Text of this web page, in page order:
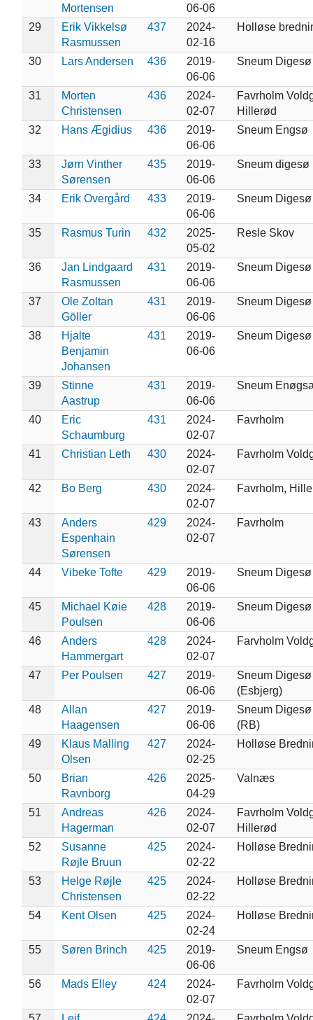
Mortensen
06-06
29
Erik Vikkelsø
Rasmussen
437
2024-
02-16
Holløse
30 Lars Andersen 436
2019-
06-06
Sneum Digesø
31
Morten
Christensen
436
2024-
02-07
Favrholm
Hillerød
32
Hans Ægidius 436
2019-
06-06
Sneum Engsø
33
Jørn Vinther
Sørensen
435
2019-
06-06
Sneum digesø
34 Erik Overgård 433
2019-
06-06
Sneum Digesø
35 Rasmus Turin 432
2025-
05-02
Resle Skov
36
Jan Lindgaard
Rasmussen
431
2019-
06-06
Sneum Digesø
37
Ole Zoltan
Göller
431
2019-
06-06
Sneum Digesø
38
Hjalte
Benjamin
Johansen
431
2019-
06-06
Sneum Digesø
39
Stinne
Aastrup
431
2019-
06-06
Sneum
40
Eric
Schaumburg
431
2024-
02-07
Favrholm
41 Christian Leth 430
2024-
02-07
Favrholm
42 Bo Berg 430
2024-
02-07
Favrholm,
43
Anders
Espenhain
Sørensen
429
2024-
02-07
Favrholm
44 Vibeke Tofte 429
2019-
06-06
Sneum Digesø
45
Michael Køie
Poulsen
428
2019-
06-06
Sneum Digesø
46
Anders
Hammergart
428
2024-
02-07
Farvholm
47 Per Poulsen 427
2019-
06-06
Sneum Digesø
(Esbjerg)
48
Allan
Haagensen
427
2019-
06-06
Sneum Digesø
(RB)
49
Klaus Malling
Olsen
427
2024-
02-25
Holløse
50
Brian
Ravnborg
426
2025-
04-29
Valnæs
51
Andreas
Hagerman
426
2024-
02-07
Favrholm
Hillerød
52
Susanne
Røjle Bruun
425
2024-
02-22
Holløse
53
Helge Røjle
Christensen
425
2024-
02-22
Holløse
54 Kent Olsen 425
2024-
02-24
Holløse
55 Søren Brinch 425
2019-
06-06
Sneum Engsø
56 Mads Elley 424
2024-
02-07
Favrholm